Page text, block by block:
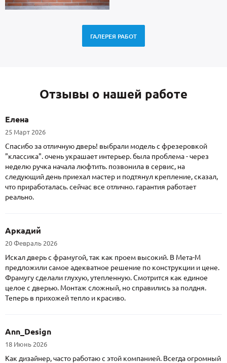
ГАЛЕРЕЯ РАБОТ
Отзывы о нашей работе
Елена
25 Март 2026
Спасибо за отличную дверь! выбрали модель с фрезеровкой
"классика". очень украшает интерьер. была проблема - через
неделю ручка начала люфтить. позвонила в сервис, на
следующий день приехал мастер и подтянул крепление, сказал,
что приработалась. сейчас все отлично. гарантия работает
реально.
Аркадий
20 Февраль 2026
Искал дверь с фрамугой, так как проем высокий. В Мета-М
предложили самое адекватное решение по конструкции и цене.
Фрамугу сделали глухую, утепленную. Смотрится как единое
целое с дверью. Монтаж сложный, но справились за полдня.
Теперь в прихожей тепло и красиво.
Ann_Design
18 Июнь 2026
Как дизайнер, часто работаю с этой компанией. Всегда огромный